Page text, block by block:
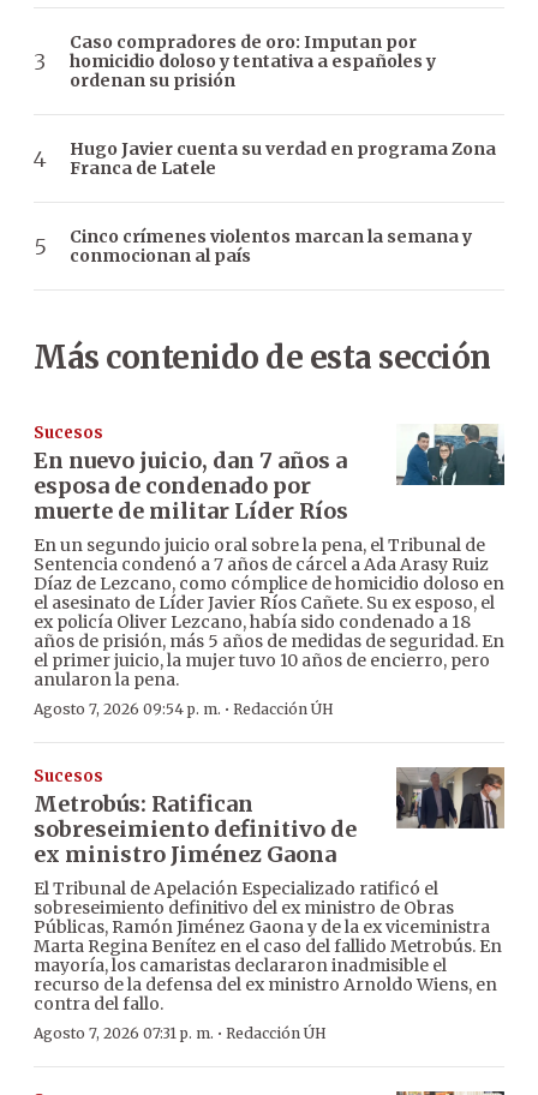
Caso compradores de oro: Imputan por
homicidio doloso y tentativa a españoles y
ordenan su prisión
Hugo Javier cuenta su verdad en programa Zona
Franca de Latele
Cinco crímenes violentos marcan la semana y
conmocionan al país
Más contenido de esta sección
Sucesos
En nuevo juicio, dan 7 años a
esposa de condenado por
muerte de militar Líder Ríos
En un segundo juicio oral sobre la pena, el Tribunal de
Sentencia condenó a 7 años de cárcel a Ada Arasy Ruiz
Díaz de Lezcano, como cómplice de homicidio doloso en
el asesinato de Líder Javier Ríos Cañete. Su ex esposo, el
ex policía Oliver Lezcano, había sido condenado a 18
años de prisión, más 5 años de medidas de seguridad. En
el primer juicio, la mujer tuvo 10 años de encierro, pero
anularon la pena.
Agosto 7, 2026 09:54 p. m. · Redacción ÚH
Sucesos
Metrobús: Ratifican
sobreseimiento definitivo de
ex ministro Jiménez Gaona
El Tribunal de Apelación Especializado ratificó el
sobreseimiento definitivo del ex ministro de Obras
Públicas, Ramón Jiménez Gaona y de la ex viceministra
Marta Regina Benítez en el caso del fallido Metrobús. En
mayoría, los camaristas declararon inadmisible el
recurso de la defensa del ex ministro Arnoldo Wiens, en
contra del fallo.
Agosto 7, 2026 07:31 p. m. · Redacción ÚH